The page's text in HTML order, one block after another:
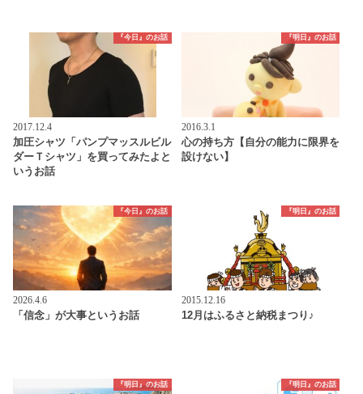
『今日』のお話
2017.12.4
加圧シャツ「パンプマッスルビル
ダーＴシャツ」を買ってみたよと
いうお話
『明日』のお話
2016.3.1
心の持ち方【自分の能力に限界を
設けない】
『今日』のお話
2026.4.6
「信念」が大事というお話
『明日』のお話
2015.12.16
12月はふるさと納税まつり♪
『明日』のお話 『明日』のお話